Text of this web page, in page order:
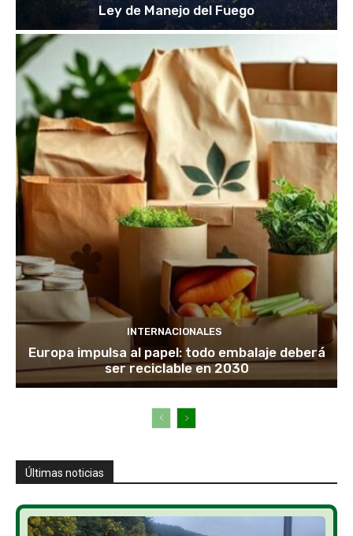
Ley de Manejo del Fuego
INTERNACIONALES
Europa impulsa al papel: todo embalaje deberá
ser reciclable en 2030
Últimas noticias